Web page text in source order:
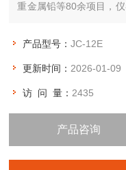
重金属铅等80余项目，
产品型号：JC-12E
更新时间： 2026-01-09
访 问 量： 2435
产品咨询